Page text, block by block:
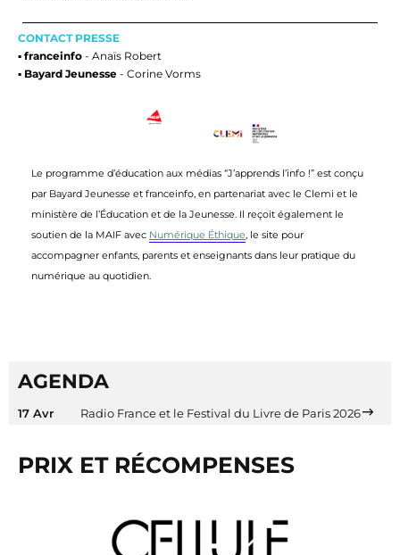
CONTACT PRESSE
▪ franceinfo - Anaïs Robert
▪ Bayard Jeunesse - Corine Vorms
Le programme d’éducation aux médias “J’apprends l’info !” est conçu
par Bayard Jeunesse et franceinfo, en partenariat avec le Clemi et le
ministère de l’Éducation et de la Jeunesse. Il reçoit également le
soutien de la MAIF avec Numérique Éthique, le site pour
accompagner enfants, parents et enseignants dans leur pratique du
numérique au quotidien.
AGENDA
17 Avr Radio France et le Festival du Livre de Paris 2026
PRIX ET RÉCOMPENSES